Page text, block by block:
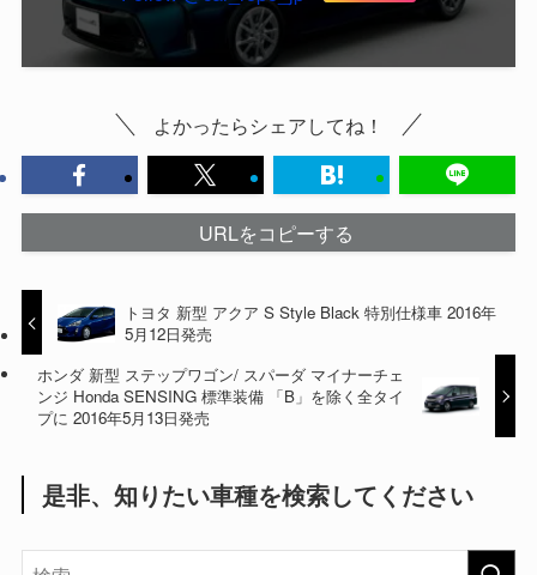
よかったらシェアしてね！
URLをコピーする
トヨタ 新型 アクア S Style Black 特別仕様車 2016年
5月12日発売
ホンダ 新型 ステップワゴン/ スパーダ マイナーチェ
ンジ Honda SENSING 標準装備 「B」を除く全タイ
プに 2016年5月13日発売
是非、知りたい車種を検索してください